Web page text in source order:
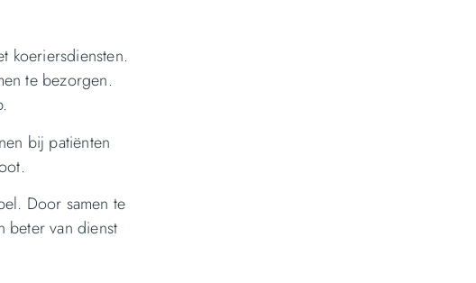
koeriersdiensten.
te bezorgen.
bij patiënten
Door samen te
beter van dienst